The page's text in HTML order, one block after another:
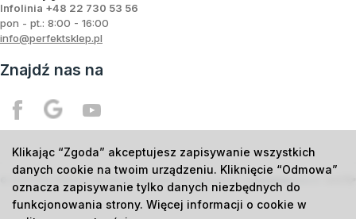
Infolinia +48 22 730 53 56
pon - pt.: 8:00 - 16:00
info@perfektsklep.pl
Znajdź nas na
Klikając “Zgoda” akceptujesz zapisywanie wszystkich
danych cookie na twoim urządzeniu. Kliknięcie “Odmowa”
oznacza zapisywanie tylko danych niezbędnych do
funkcjonowania strony. Więcej informacji o cookie w